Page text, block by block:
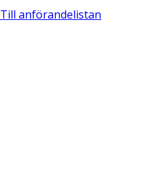
Till anförandelistan